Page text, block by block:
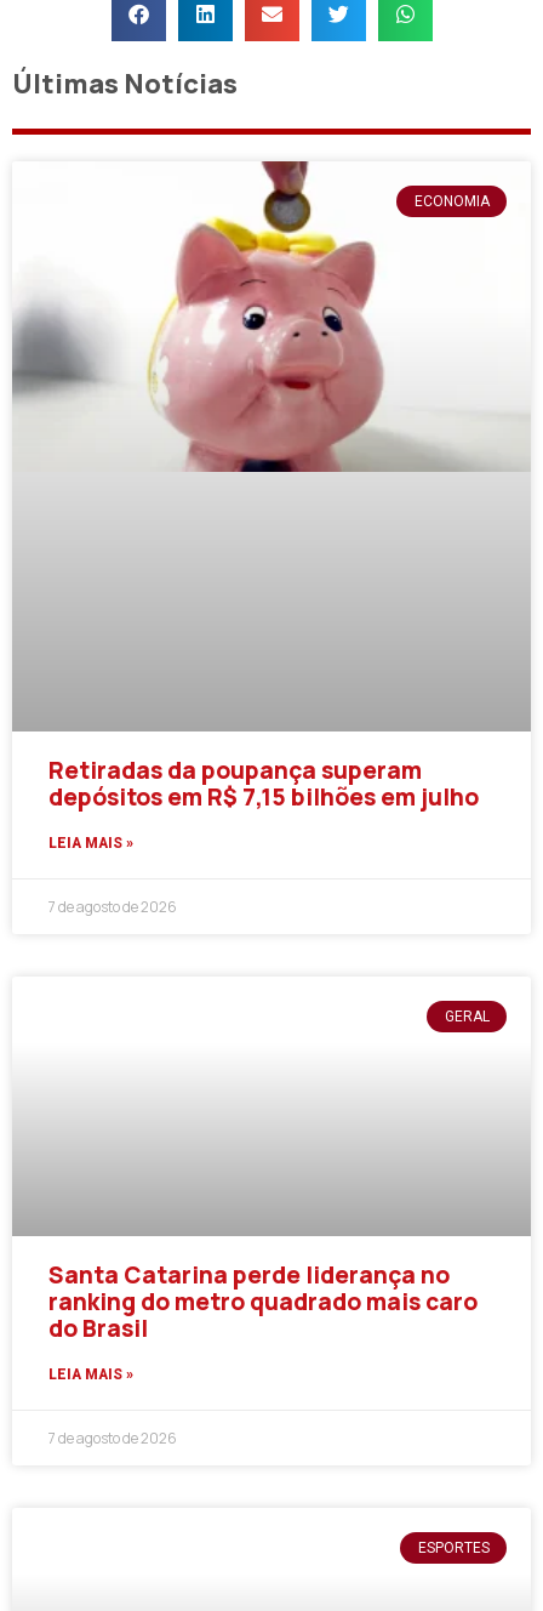
Últimas Notícias
ECONOMIA
Retiradas da poupança superam
depósitos em R$ 7,15 bilhões em julho
LEIA MAIS »
7 de agosto de 2026
GERAL
Santa Catarina perde liderança no
ranking do metro quadrado mais caro
do Brasil
LEIA MAIS »
7 de agosto de 2026
ESPORTES